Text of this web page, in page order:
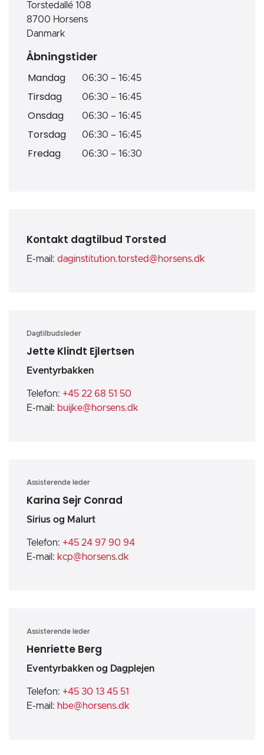
Torstedallé 108
8700 Horsens
Danmark
Åbningstider
Mandag 06:30 – 16:45
Tirsdag 06:30 – 16:45
Onsdag 06:30 – 16:45
Torsdag 06:30 – 16:45
Fredag 06:30 – 16:30
Kontakt dagtilbud Torsted
E-mail: daginstitution.torsted@horsens.dk
Dagtilbudsleder
Jette Klindt Ejlertsen
Eventyrbakken
Telefon: +45 22 68 51 50
E-mail: buijke@horsens.dk
Assisterende leder
Karina Sejr Conrad
Sirius og Malurt
Telefon: +45 24 97 90 94
E-mail: kcp@horsens.dk
Assisterende leder
Henriette Berg
Eventyrbakken og Dagplejen
Telefon: +45 30 13 45 51
E-mail: hbe@horsens.dk